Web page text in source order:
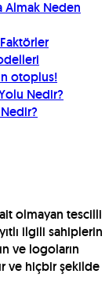
Almak Neden
otoplus!
Nedir?
olmayan tescilli
ilgili sahiplerin
ve logoların
ve hiçbir şekilde